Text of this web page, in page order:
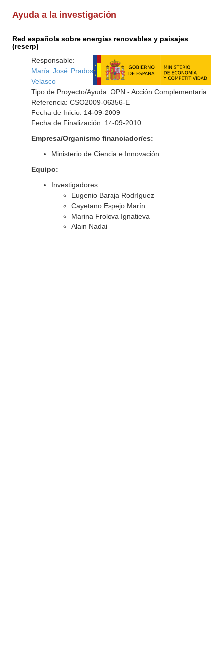
Ayuda a la investigación
Red española sobre energías renovables y paisajes
(reserp)
Responsable:
María José Prados
Velasco
Tipo de Proyecto/Ayuda: OPN - Acción Complementaria
Referencia: CSO2009-06356-E
Fecha de Inicio: 14-09-2009
Fecha de Finalización: 14-09-2010
Empresa/Organismo financiador/es:
Ministerio de Ciencia e Innovación
Equipo:
Investigadores:
Eugenio Baraja Rodríguez
Cayetano Espejo Marín
Marina Frolova Ignatieva
Alain Nadai